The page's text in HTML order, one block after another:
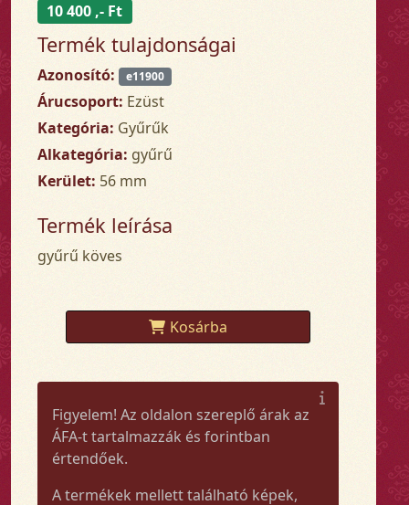
10 400 ,- Ft
Termék tulajdonságai
Azonosító: e11900
Árucsoport: Ezüst
Kategória: Gyűrűk
Alkategória: gyűrű
Kerület: 56 mm
Termék leírása
gyűrű köves
Kosárba
Figyelem! Az oldalon szereplő árak az
ÁFA-t tartalmazzák és forintban
értendőek.
A termékek mellett található képek,